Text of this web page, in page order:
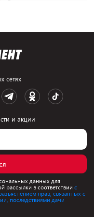
сетях
и акции
данных для
в соответствии с
прав, связанных с
последствиями дачи